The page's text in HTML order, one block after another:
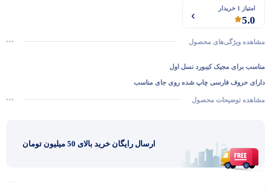
امتیاز 1 خریدار
5.0
مشاهده ویژگی‌های محصول
مناسب برای مجیک کیبورد نسل اول
دارای حروف فارسی چاپ شده روی جای مناسب
محافظت از کیبورد کامپیوتر در برابر نفوذ اشیای ریز و گرد و غبار
مشاهده توضیحات محصول
ارسال رایگان خرید بالای 50 میلیون تومان
گفتگو با غرفه‌دار
در حال اتصال...